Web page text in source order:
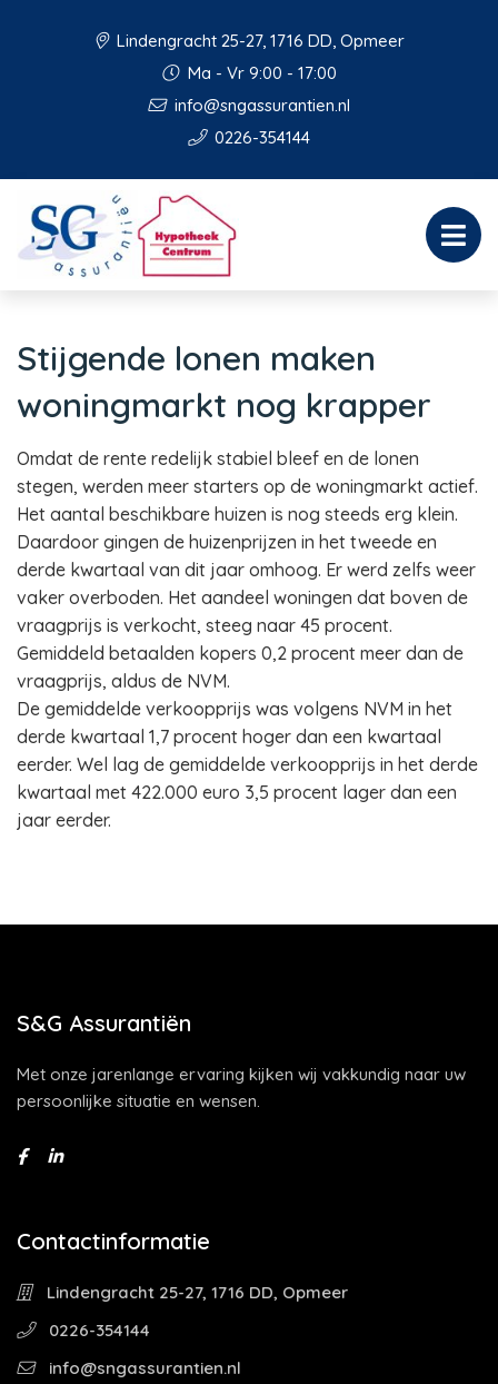
Lindengracht 25-27, 1716 DD, Opmeer
Ma - Vr 9:00 - 17:00
info@sngassurantien.nl
0226-354144
Stijgende lonen maken
woningmarkt nog krapper
Omdat de rente redelijk stabiel bleef en de lonen
stegen, werden meer starters op de woningmarkt actief.
Het aantal beschikbare huizen is nog steeds erg klein.
Daardoor gingen de huizenprijzen in het tweede en
derde kwartaal van dit jaar omhoog. Er werd zelfs weer
vaker overboden. Het aandeel woningen dat boven de
vraagprijs is verkocht, steeg naar 45 procent.
Gemiddeld betaalden kopers 0,2 procent meer dan de
vraagprijs, aldus de NVM.
De gemiddelde verkoopprijs was volgens NVM in het
derde kwartaal 1,7 procent hoger dan een kwartaal
eerder. Wel lag de gemiddelde verkoopprijs in het derde
kwartaal met 422.000 euro 3,5 procent lager dan een
jaar eerder.
S&G Assurantiën
Met onze jarenlange ervaring kijken wij vakkundig naar uw
persoonlijke situatie en wensen.
Contactinformatie
Lindengracht 25-27, 1716 DD, Opmeer
0226-354144
info@sngassurantien.nl